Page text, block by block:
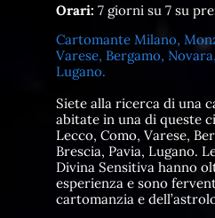
Orari: 7 giorni su 7 su
Cartomante Milano,
Varese, Bergamo,
Lugano.
Siete alla ricerca di una
abitate in una di queste
Lecco, Como, Varese,
Brescia, Pavia, Lugano.
Divina Sensitiva hanno
esperienza e sono
cartomanzia e